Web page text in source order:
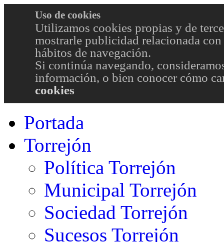
Uso de cookies
Utilizamos cookies propias y de
mostrarle publicidad relacionada
hábitos de navegación.
Si continúa navegando,
información, o bien conocer cómo
cookies
Portada
Torrejón
Política Torrejón
Municipal Torrejón
Sociedad Torrejón
Sucesos Torrejón